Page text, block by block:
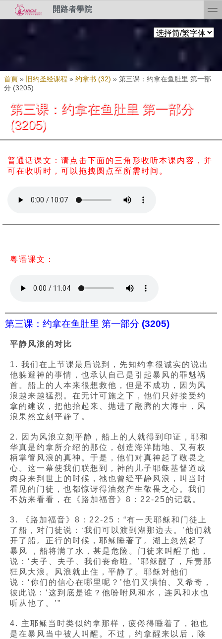
移至主內容
Skip to search
開路者學院
您在這裡
首頁 » 旧约圣经课程 »约拿书 (32) »第三课：约拿在鱼肚里 第一部
分 (3205)
第三课：约拿在鱼肚里 第一部分
(3205)
普通话课文：请点击下面的三角形收听本课内容，并
可在收听时，可以拖拽圆点至所需时间。
粤语课文：
第三课：约拿在鱼肚里 第一部分 (3205)
平静风浪的对比
1. 我们在上节课最后说到，先知约拿很诚实的说出
他躲避神的事情，也承认自己是引起暴风的罪魁祸
首。船上的人本来很想救他，但是不成功，因为风
浪越来越猛烈。在无计可施之下，他们只好接受约
拿的建议，把他抬起来、抛进了翻腾的大海中，风
浪果然立刻平静了。
2. 因为风浪立刻平静，船上的人就得到印证，耶和
华真是约拿所介绍的那位，创造海洋陆地、又有权
柄掌管风浪的真神。于是，他们对真神起了敬畏之
心。这一幕使我们联想到，神的儿子耶稣基督道成
肉身来到世上的时候，祂也曾经平静风浪，叫当时
看见的门徒，也都惊讶得油然产生敬畏之心。我们
不妨来看看，在《路加福音》8：22-25的记载。
3. 《路加福音》8：22-25：“有一天耶稣和门徒上
了船，对门徒说：‘我们可以渡到湖那边去。’他们就
开了船。正行的时候，耶稣睡著了。湖上忽然起了
暴风 ，船将满了水，甚是危险。门徒来叫醒了他，
说：‘夫子、夫子、我们丧命啦。’耶稣醒了，斥责那
狂风大浪。风浪就止住，平静了。耶稣对他们
说：‘你们的信心在哪里呢？’他们又惧怕、又希奇，
彼此说：‘这到底是谁？他吩咐风和水，连风和水也
听从他了。’”
4. 主耶稣当时类似约拿那样，疲倦得睡着了，祂也
是在暴风当中被人叫醒。不过，约拿醒来以后，除